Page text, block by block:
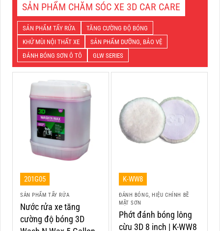
SẢN PHẨM CHĂM SÓC XE 3D CAR CARE
SẢN PHẨM TẨY RỬA
TĂNG CƯỜNG ĐỘ BÓNG
KHỬ MÙI NỘI THẤT XE
SẢN PHẨM DƯỠNG, BẢO VỆ
ĐÁNH BÓNG SƠN Ô TÔ
GLW SERIES
201G05
SẢN PHẨM TẨY RỬA
Nước rửa xe tăng
cường độ bóng 3D
K-WW8
ĐÁNH BÓNG, HIỆU CHỈNH BỀ
MẶT SƠN
Phớt đánh bóng lông
cừu 3D 8 inch | K-WW8